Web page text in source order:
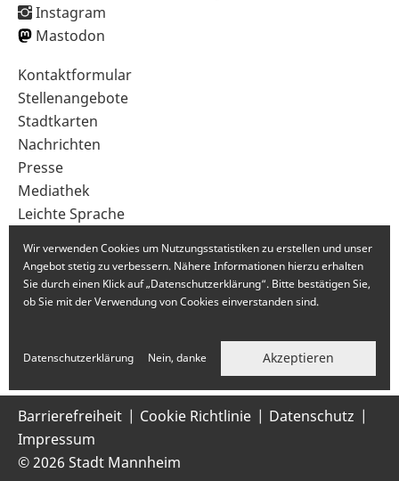
Instagram
Mastodon
Sekundärnavigation
im
Fußbereich
Kontaktformular
Stellenangebote
Stadtkarten
Nachrichten
Presse
Mediathek
Leichte Sprache
Barrierefreiheit Cookie Richtlinie
Datenschutz
Impressum
© 2026 Stadt Mannheim
Wir verwenden Cookies um Nutzungsstatistiken zu erstellen und unser
Angebot stetig zu verbessern. Nähere Informationen hierzu erhalten
Sie durch einen Klick auf „Datenschutzerklärung“. Bitte bestätigen Sie,
ob Sie mit der Verwendung von Cookies einverstanden sind.
Datenschutzerklärung Nein, danke Akzeptieren